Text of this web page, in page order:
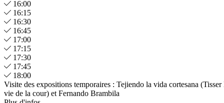
16:00
16:15
16:30
16:45
17:00
17:15
17:30
17:45
18:00
Visite des expositions temporaires : Tejiendo la vida cortesana (Tisser
vie de la cour) et Fernando Brambila